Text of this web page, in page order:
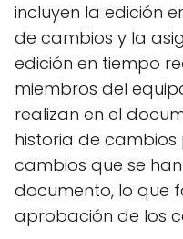
incluyen la edición
de cambios y la
edición en tiempo
miembros del
realizan en el
historia de
cambios que se
documento, lo que
aprobación de los